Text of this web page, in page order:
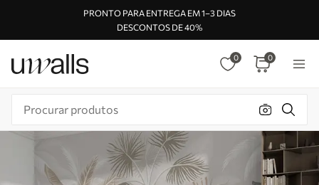
PRONTO PARA ENTREGA EM 1–3 DIAS
DESCONTOS DE 40%
0 0